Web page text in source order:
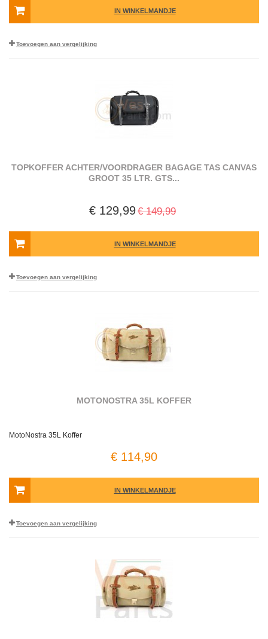
IN WINKELMANDJE
Toevoegen aan vergelijking
TOPKOFFER ACHTER/VOORDRAGER BAGAGE TAS CANVAS
GROOT 35 LTR. GTS...
€ 129,99€ 149,99
IN WINKELMANDJE
Toevoegen aan vergelijking
MOTONOSTRA 35L KOFFER
MotoNostra 35L Koffer
€ 114,90
IN WINKELMANDJE
Toevoegen aan vergelijking